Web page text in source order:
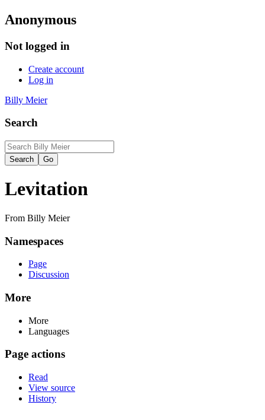
Anonymous
Not logged in
Create account
Log in
Billy Meier
Search
Levitation
From Billy Meier
Namespaces
Page
Discussion
More
More
Languages
Page actions
Read
View source
History